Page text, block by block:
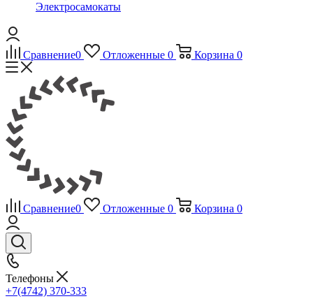
Электросамокаты
Сравнение0 Отложенные 0 Корзина 0
Сравнение0 Отложенные 0 Корзина 0
Телефоны
+7(4742) 370-333